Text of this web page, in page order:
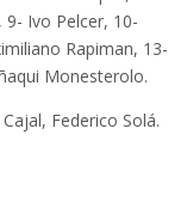
9- Ivo Pelcer, 10-
Rapiman, 13-
Monesterolo.
Federico Solá.